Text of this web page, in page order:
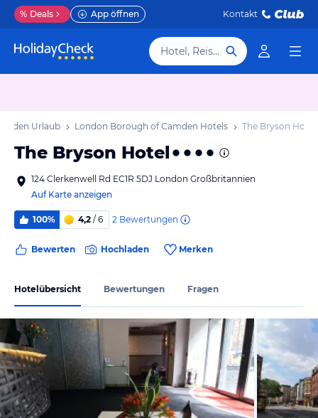
% Deals App öffnen Kontakt
Hotel, Reiseziel
Urlaub London Borough of Camden Hotels The Bryson Hotel
The Bryson Hotel
124 Clerkenwell Rd EC1R 5DJ London Großbritannien
Auf Karte anzeigen
100% 4,2 / 6 2 Bewertungen
Bewerten Hochladen Merken
Hotelübersicht Bewertungen Fragen